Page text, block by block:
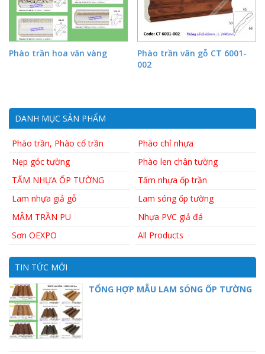
Phào trần hoa văn vàng
Phào trần vân gỗ CT 6001-
002
DANH MỤC SẢN PHẨM
Phào trần, Phào cổ trần
Phào chỉ nhựa
Nẹp góc tường
Phào len chân tường
TẤM NHỰA ỐP TƯỜNG
Tấm nhựa ốp trần
Lam nhựa giả gỗ
Lam sóng ốp tường
MÂM TRẦN PU
Nhựa PVC giả đá
Sơn OEXPO
All Products
TIN TỨC MỚI
TỔNG HỢP MẪU LAM SÓNG ỐP TƯỜNG